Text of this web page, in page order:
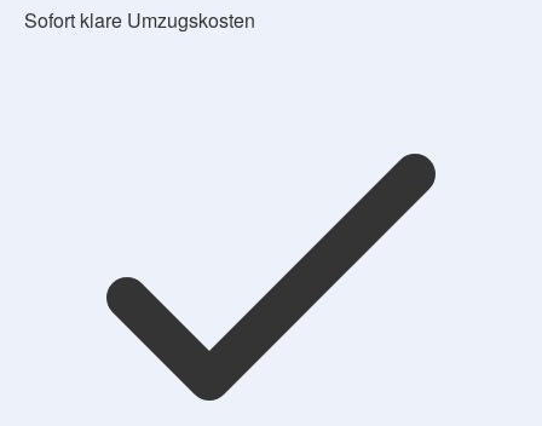
Sofort klare Umzugskosten